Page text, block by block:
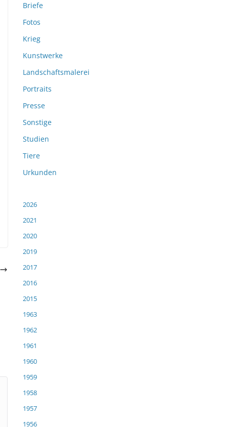
Briefe
Fotos
Krieg
Kunstwerke
Landschaftsmalerei
Portraits
Presse
Sonstige
Studien
Tiere
Urkunden
2026
2021
2020
2019
2017
2016
2015
1963
1962
1961
1960
1959
1958
1957
1956